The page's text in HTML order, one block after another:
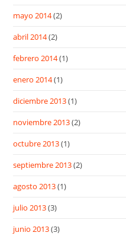
mayo 2014(2)
abril 2014(2)
febrero 2014(1)
enero 2014(1)
diciembre 2013(1)
noviembre 2013(2)
octubre 2013(1)
septiembre 2013(2)
agosto 2013(1)
julio 2013(3)
junio 2013(3)